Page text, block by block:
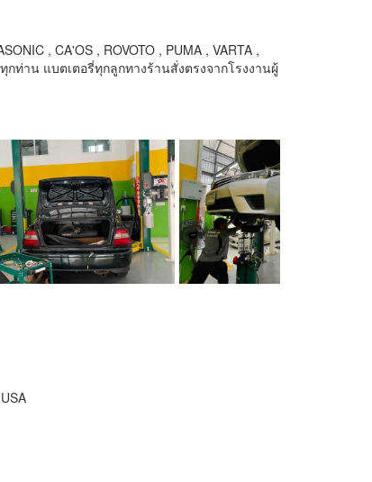
, CA'OS , ROVOTO , PUMA , VARTA ,
กท่าน แบตเตอรี่ทุกลูกทางร้านสั่งตรงจากโรงงานผู้